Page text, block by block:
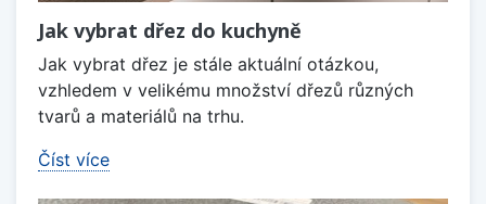
Jak vybrat dřez do kuchyně
Jak vybrat dřez je stále aktuální otázkou,
vzhledem v velikému množství dřezů různých
tvarů a materiálů na trhu.
Číst více